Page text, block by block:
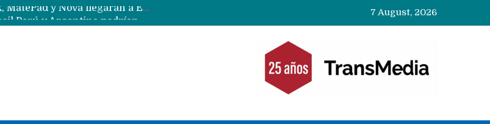
Data Centers de Huawei en Chile, México, Brasil,Perú y Argentina podrían verse afectados por arremetida de EE.UU
Fabricantes suben precios de teléfonos y ganan más dinero en un mercado donde Xiaomi alerta por no mejorar ventas
7 August, 2026